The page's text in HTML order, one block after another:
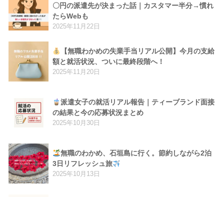
〇円の派遣先が決まった話｜カスタマー半分→慣れ
たらWebも
2025年11月22日
【無職わかめの失業手当リアル公開】今月の支給
額と就活状況、ついに最終段階へ！
2025年11月20日
派遣女子の就活リアル報告｜ティーブランド面接
の結果と今の応募状況まとめ
2025年10月30日
無職のわかめ、石垣島に行く。節約しながら2泊
3日リフレッシュ旅
2025年10月13日